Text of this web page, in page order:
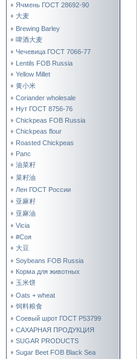
Ячмень ГОСТ 28692-90
大麦
Brewing Barley
啤酒大麦
Чечевица ГОСТ 7066-77
Lentils FOB Russia
Yellow Millet
黄小米
Coriander wholesale
Нут ГОСТ 8756-76
Chickpeas FOB Russia
Chickpeas flour
Roasted Chickpeas
Рапс
油菜籽
菜籽油
Лен ГОСТ России
亚麻籽
亚麻油
Vicia
#Соя
大豆
Soybeans FOB Russia
Корма для животных
玉米饼
Oats + wheat
饲料粮食
Соевый шрот ГОСТ Р53799
САХАРНАЯ ПРОДУКЦИЯ
SUGAR PRODUCTS
Sugar Beet FOB Black Sea